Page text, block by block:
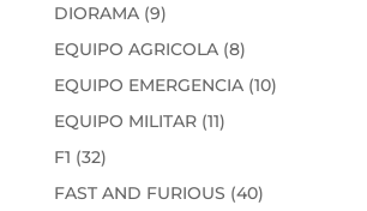
DIORAMA 99
productos
EQUIPO AGRICOLA 88
productos
EQUIPO EMERGENCIA 1010
EQUIPO MILITAR 1111
F1 3232
productos
FAST AND FURIOUS 4040